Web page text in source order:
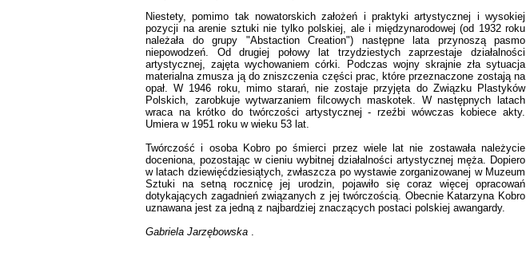
Niestety, pomimo tak nowatorskich założeń i praktyki artystycznej i wysokiej
pozycji na arenie sztuki nie tylko polskiej, ale i międzynarodowej (od 1932 roku
należała do grupy "Abstaction Creation") następne lata przynoszą pasmo
niepowodzeń. Od drugiej połowy lat trzydziestych zaprzestaje działalności
artystycznej, zajęta wychowaniem córki. Podczas wojny skrajnie zła sytuacja
materialna zmusza ją do zniszczenia części prac, które przeznaczone zostają na
opał. W 1946 roku, mimo starań, nie zostaje przyjęta do Związku Plastyków
Polskich, zarobkuje wytwarzaniem filcowych maskotek. W następnych latach
wraca na krótko do twórczości artystycznej - rzeźbi wówczas kobiece akty.
Umiera w 1951 roku w wieku 53 lat.
Twórczość i osoba Kobro po śmierci przez wiele lat nie zostawała należycie
doceniona, pozostając w cieniu wybitnej działalności artystycznej męża. Dopiero
w latach dziewięćdziesiątych, zwłaszcza po wystawie zorganizowanej w Muzeum
Sztuki na setną rocznicę jej urodzin, pojawiło się coraz więcej opracowań
dotykających zagadnień związanych z jej twórczością. Obecnie Katarzyna Kobro
uznawana jest za jedną z najbardziej znaczących postaci polskiej awangardy.
Gabriela Jarzębowska .